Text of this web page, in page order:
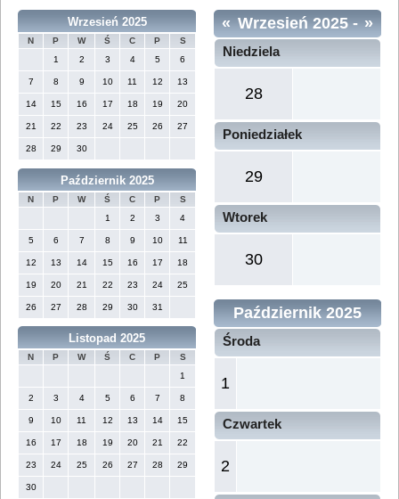
Wrzesień 2025
N P W Ś C P
S
1
2 3 4 5 6
7 8 9 10 11 12 13
14 15 16 17 18 19 20
21 22 23 24 25 26 27
28 29 30
Październik 2025
N P W Ś C P
S
1
2 3 4
5 6 7 8 9 10 11
12 13 14 15 16 17 18
19 20 21 22 23 24 25
26 27 28 29 30 31
Listopad 2025
N P W Ś C P
S
1
2 3 4 5 6 7 8
9 10 11 12 13 14 15
16 17 18 19 20 21 22
23 24 25 26 27 28 29
30
« »
Wrzesień 2025-
Tydzień 40
Niedziela
28
Poniedziałek
29
Wtorek
30
Październik 2025
Środa
1
Czwartek
2